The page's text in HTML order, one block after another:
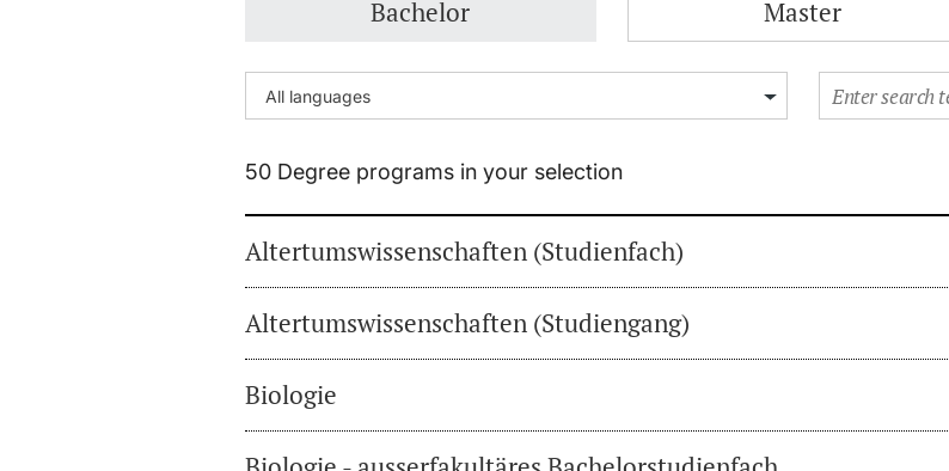
Further information Further information
Bachelor Master
50 Degree programs in your selection
Altertumswissenschaften (Studienfach)
Altertumswissenschaften (Studiengang)
Biologie